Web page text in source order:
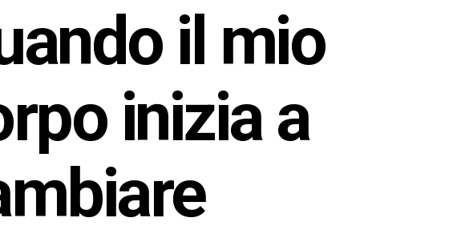
il mio
inizia a